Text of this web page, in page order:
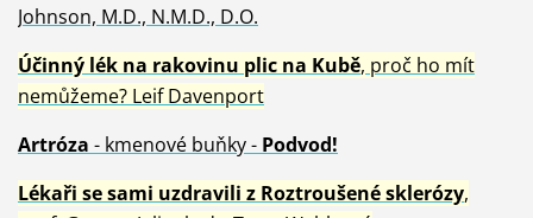
Johnson, M.D., N.M.D., D.O.
Účinný lék na rakovinu plic na Kubě, proč ho mít
nemůžeme? Leif Davenport
Artróza - kmenové buňky - Podvod!
Lékaři se sami uzdravili z Roztroušené sklerózy,